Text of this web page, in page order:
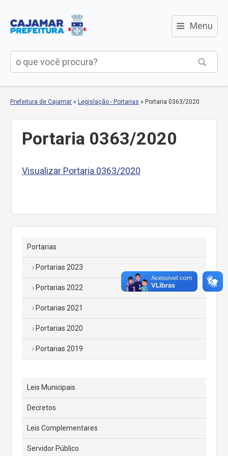
≡ Menu
Prefeitura de Cajamar » Legislação - Portarias » Portaria 0363/2020
Portaria 0363/2020
Visualizar Portaria 0363/2020
Portarias
Portarias 2023
Portarias 2022
Portarias 2021
Portarias 2020
Portarias 2019
Leis Municipais
Decretos
Leis Complementares
Servidor Público